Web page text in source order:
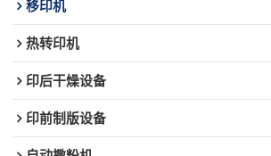
移印机
热转印机
印后干燥设备
印前制版设备